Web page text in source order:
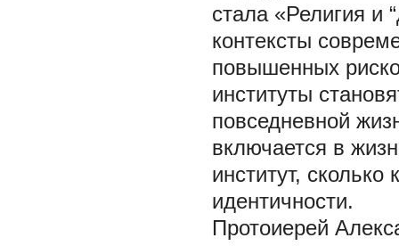
стала «Религия и
контексты
повышенных
институты
повседневной
включается в
институт,
идентичности.
Протоиерей